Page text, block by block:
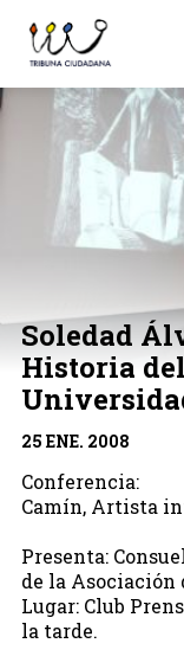
Soledad
Historia
25 ENE. 2008
Conferencia:
Camín, Artista
Presenta:
de la Asociación
Lugar: Club
la tarde.